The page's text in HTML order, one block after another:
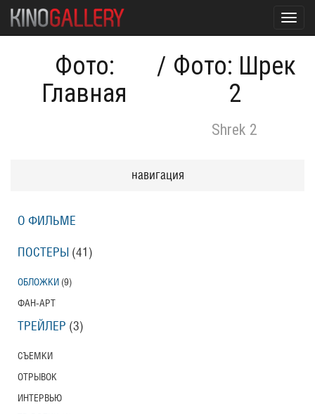
Фото:
Главная
/ Фото: Шрек
2
Shrek 2
навигация
О ФИЛЬМЕ
ПОСТЕРЫ (41)
ОБЛОЖКИ (9)
ФАН-АРТ
ТРЕЙЛЕР (3)
СЪЕМКИ
ОТРЫВОК
ИНТЕРВЬЮ